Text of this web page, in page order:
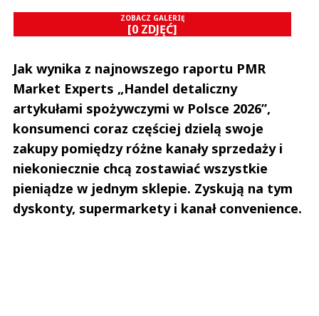
Imię (Wymagane)
Anuluj
Prześlij komentarz
ZOBACZ GALERIĘ
[0 ZDJĘĆ]
Jak wynika z najnowszego raportu PMR
Market Experts „Handel detaliczny
artykułami spożywczymi w Polsce 2026”,
konsumenci coraz częściej dzielą swoje
zakupy pomiędzy różne kanały sprzedaży i
niekoniecznie chcą zostawiać wszystkie
pieniądze w jednym sklepie. Zyskują na tym
dyskonty, supermarkety i kanał convenience.